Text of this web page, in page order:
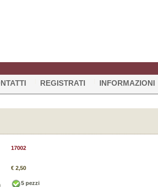
REGISTRATI INFORMAZIONI
17002
€ 2,50
5 pezzi